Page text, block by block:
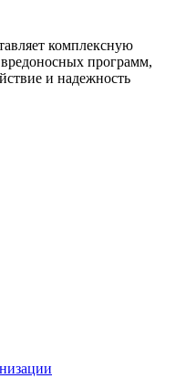
комплексную
программ,
и надежность